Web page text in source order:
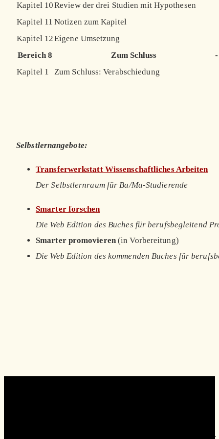
Kapitel 10Review der drei Studien mit Hypothesen
Kapitel 11 Notizen zum Kapitel
Kapitel 12Eigene Umsetzung
Bereich 8
Zum Schluss
-
Kapitel 1
Zum Schluss: Verabschiedung
Selbstlernangebote:
Transferwerkstatt Wissenschaftliches Arbeiten
Der Selbstlernraum für Ba/Ma-Studierende
Smarter forschen
Die Web Edition des Buches für berufsbegleitend
Smarter promovieren(in Vorbereitung)
Die Web Edition des kommenden Buches für